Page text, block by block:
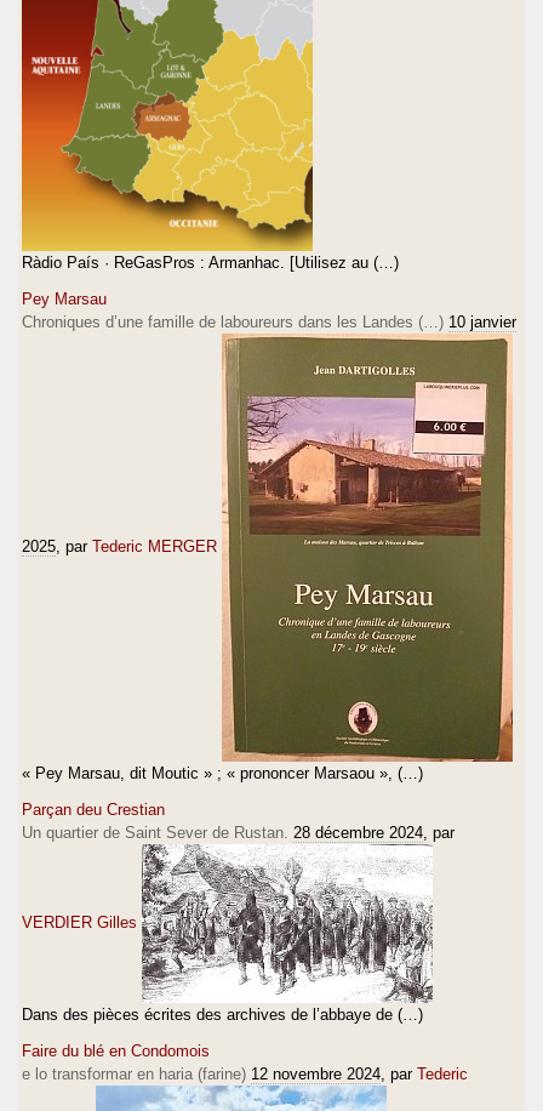
Ràdio País · ReGasPros : Armanhac. [Utilisez au (…)
Pey Marsau
Chroniques d’une famille de laboureurs dans les Landes (…) 10 janvier
2025 , par Tederic MERGER
« Pey Marsau, dit Moutic » ; « prononcer Marsaou », (…)
Parçan deu Crestian
Un quartier de Saint Sever de Rustan. 28 décembre 2024 , par
VERDIER Gilles
Dans des pièces écrites des archives de l’abbaye de (…)
Faire du blé en Condomois
e lo transformar en haria (farine) 12 novembre 2024 , par Tederic